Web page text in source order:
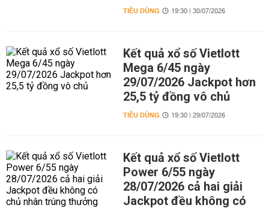
TIÊU DÙNG 19:30 | 30/07/2026
Kết quả xổ số Vietlott
Mega 6/45 ngày
29/07/2026 Jackpot hơn
25,5 tỷ đồng vô chủ
TIÊU DÙNG 19:30 | 29/07/2026
Kết quả xổ số Vietlott
Power 6/55 ngày
28/07/2026 cả hai giải
Jackpot đều không có